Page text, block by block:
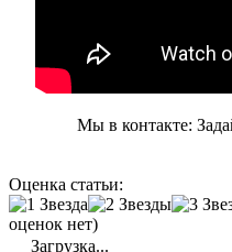
Мы в контакте:
Оценка статьи:
оценок нет)
Загрузка...